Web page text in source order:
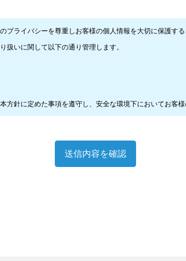
ライバシーを尊重しお客様の個人情報を大切に保護す
扱いに関して以下の通り管理します。
針に定めた事項を遵守し、安全な環境下においてお客